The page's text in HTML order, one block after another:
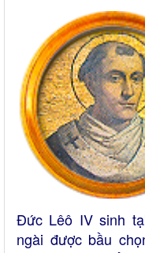
Đức Lêô IV sinh
ngài được bầu